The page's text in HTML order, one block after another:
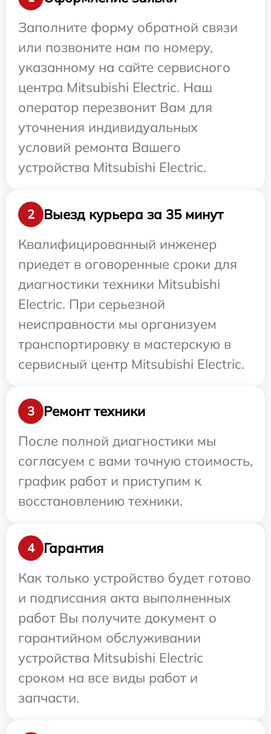
Заполните форму обратной связи
или позвоните нам по номеру,
указанному на сайте сервисного
центра Mitsubishi Electric. Наш
оператор перезвонит Вам для
уточнения индивидуальных
условий ремонта Вашего
устройства Mitsubishi Electric.
2
Выезд курьера за 35 минут
Квалифицированный инженер
приедет в оговоренные сроки для
диагностики техники Mitsubishi
Electric. При серьезной
неисправности мы организуем
транспортировку в мастерскую в
сервисный центр Mitsubishi Electric.
3
Ремонт техники
После полной диагностики мы
согласуем с вами точную стоимость,
график работ и приступим к
восстановлению техники.
4
Гарантия
Как только устройство будет готово
и подписания акта выполненных
работ Вы получите документ о
гарантийном обслуживании
устройства Mitsubishi Electric
сроком на все виды работ и
запчасти.